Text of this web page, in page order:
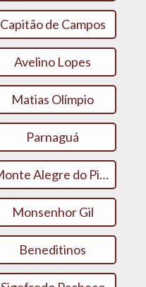
Capitão de Campos
Avelino Lopes
Matias Olímpio
Parnaguá
Monte Alegre do Piauí
Monsenhor Gil
Beneditinos